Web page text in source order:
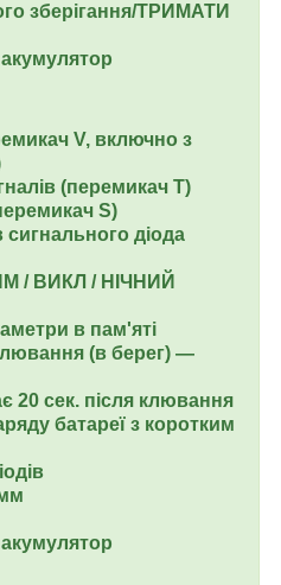
зберігання/ТРИМАТИ
V, включно з
(перемикач T)
S)
діода
/ ВИКЛ / НІЧНИЙ
в пам'яті
(в берег) —
20 сек. після клювання
батареї з коротким